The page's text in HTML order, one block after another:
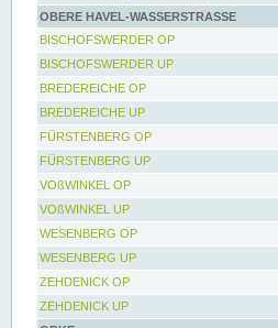
OBERE HAVEL-WASSERSTRASSE
BISCHOFSWERDER OP
BISCHOFSWERDER UP
BREDEREICHE OP
BREDEREICHE UP
FÜRSTENBERG OP
FÜRSTENBERG UP
VOßWINKEL OP
VOßWINKEL UP
WESENBERG OP
WESENBERG UP
ZEHDENICK OP
ZEHDENICK UP